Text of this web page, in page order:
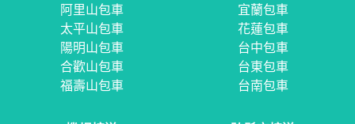
阿里山包車
太平山包車
陽明山包車
合歡山包車
福壽山包車
宜蘭包車
花蓮包車
台中包車
台東包車
台南包車